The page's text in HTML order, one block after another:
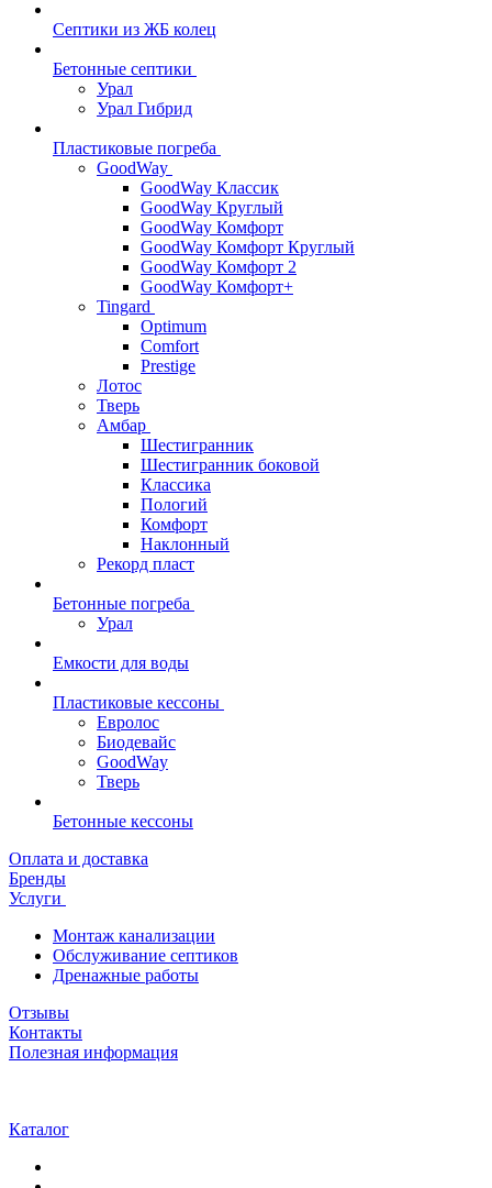
Септики из ЖБ колец
Бетонные септики
Урал
Урал Гибрид
Пластиковые погреба
GoodWay
GoodWay Классик
GoodWay Круглый
GoodWay Комфорт
GoodWay Комфорт Круглый
GoodWay Комфорт 2
GoodWay Комфорт+
Tingard
Optimum
Comfort
Prestige
Лотос
Тверь
Амбар
Шестигранник
Шестигранник боковой
Классика
Пологий
Комфорт
Наклонный
Рекорд пласт
Бетонные погреба
Урал
Емкости для воды
Пластиковые кессоны
Евролос
Биодевайс
GoodWay
Тверь
Бетонные кессоны
Оплата и доставка
Бренды
Услуги
Монтаж канализации
Обслуживание септиков
Дренажные работы
Отзывы
Контакты
Полезная информация
Каталог